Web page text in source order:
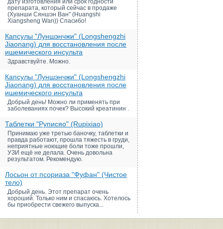
дату изготовления или срок годности
препарата, который сейчас в продаже
(Хуанши Сяншэн Ван" (Huangshi
Xiangsheng Wan)) Спасибо!
Капсулы "Луншэнчжи" (Longshengzhi
Jiaonang) для восстановления после
ишемического инсульта
Здравствуйте. Можно.
Капсулы "Луншэнчжи" (Longshengzhi
Jiaonang) для восстановления после
ишемического инсульта
Добрый день! Можно ли применять при
заболеваниях почек? Высокий креатинин .
Таблетки "Руписяо" (Rupixiao)
Принимаю уже третью баночку, таблетки и
правда работают, прошла тяжесть в груди,
неприятные ноющие боли тоже прошли,
УЗИ ещё не делала. Очень довольна
результатом. Рекомендую.
Лосьон от псориаза "Фуфан" (Чистое
тело)
Добрый день. Этот препарат очень
хороший. Только ним и спасаюсь. Хотелось
бы приобрести свежего выпуска...